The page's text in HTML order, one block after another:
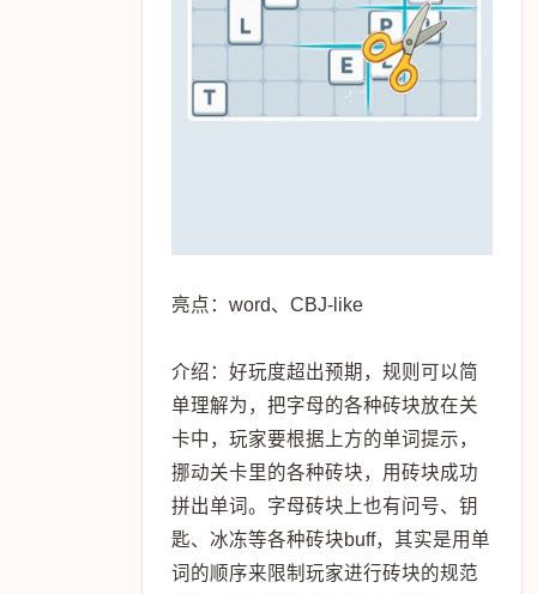
亮点：word、CBJ-like
介绍：好玩度超出预期，规则可以简
单理解为，把字母的各种砖块放在关
卡中，玩家要根据上方的单词提示，
挪动关卡里的各种砖块，用砖块成功
拼出单词。字母砖块上也有问号、钥
匙、冰冻等各种砖块buff，其实是用单
词的顺序来限制玩家进行砖块的规范